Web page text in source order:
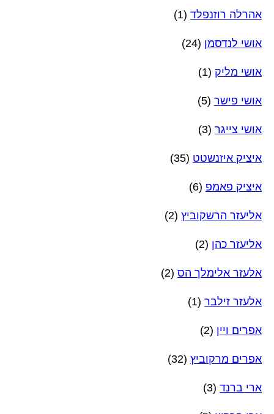
אהרלה רוזנפלד (1)
אושי לנדסמן (24)
אושי מליק (1)
אושי פישר (5)
אושי צייגר (3)
איציק איזנשטט (35)
איציק פאמפ (6)
אליעזר הרשקוביץ (2)
אליעזר כהן (2)
אלעזר אלימלך הס (2)
אלעזר זילבר (1)
אפרים ויין (2)
אפרים מרקוביץ (32)
ארי ברנד (3)